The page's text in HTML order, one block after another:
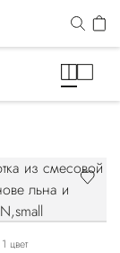
1 цвет